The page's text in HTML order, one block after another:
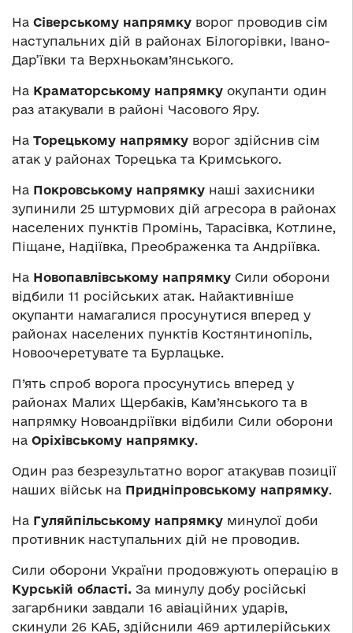
На Сіверському напрямку ворог проводив сім
наступальних дій в районах Білогорівки, Івано-
Дар’ївки та Верхньокам’янського.
На Краматорському напрямку окупанти один
раз атакували в районі Часового Яру.
На Торецькому напрямку ворог здійснив сім
атак у районах Торецька та Кримського.
На Покровському напрямку наші захисники
зупинили 25 штурмових дій агресора в районах
населених пунктів Промінь, Тарасівка, Котлине,
Піщане, Надіївка, Преображенка та Андріївка.
На Новопавлівському напрямку Сили оборони
відбили 11 російських атак. Найактивніше
окупанти намагалися просунутися вперед у
районах населених пунктів Костянтинопіль,
Новоочеретувате та Бурлацьке.
П’ять спроб ворога просунутись вперед у
районах Малих Щербаків, Кам’янського та в
напрямку Новоандріївки відбили Сили оборони
на Оріхівському напрямку.
Один раз безрезультатно ворог атакував позиції
наших військ на Придніпровському напрямку.
На Гуляйпільському напрямку минулої доби
противник наступальних дій не проводив.
Сили оборони України продовжують операцію в
Курській області. За минулу добу російські
загарбники завдали 16 авіаційних ударів,
скинули 26 КАБ, здійснили 469 артилерійських